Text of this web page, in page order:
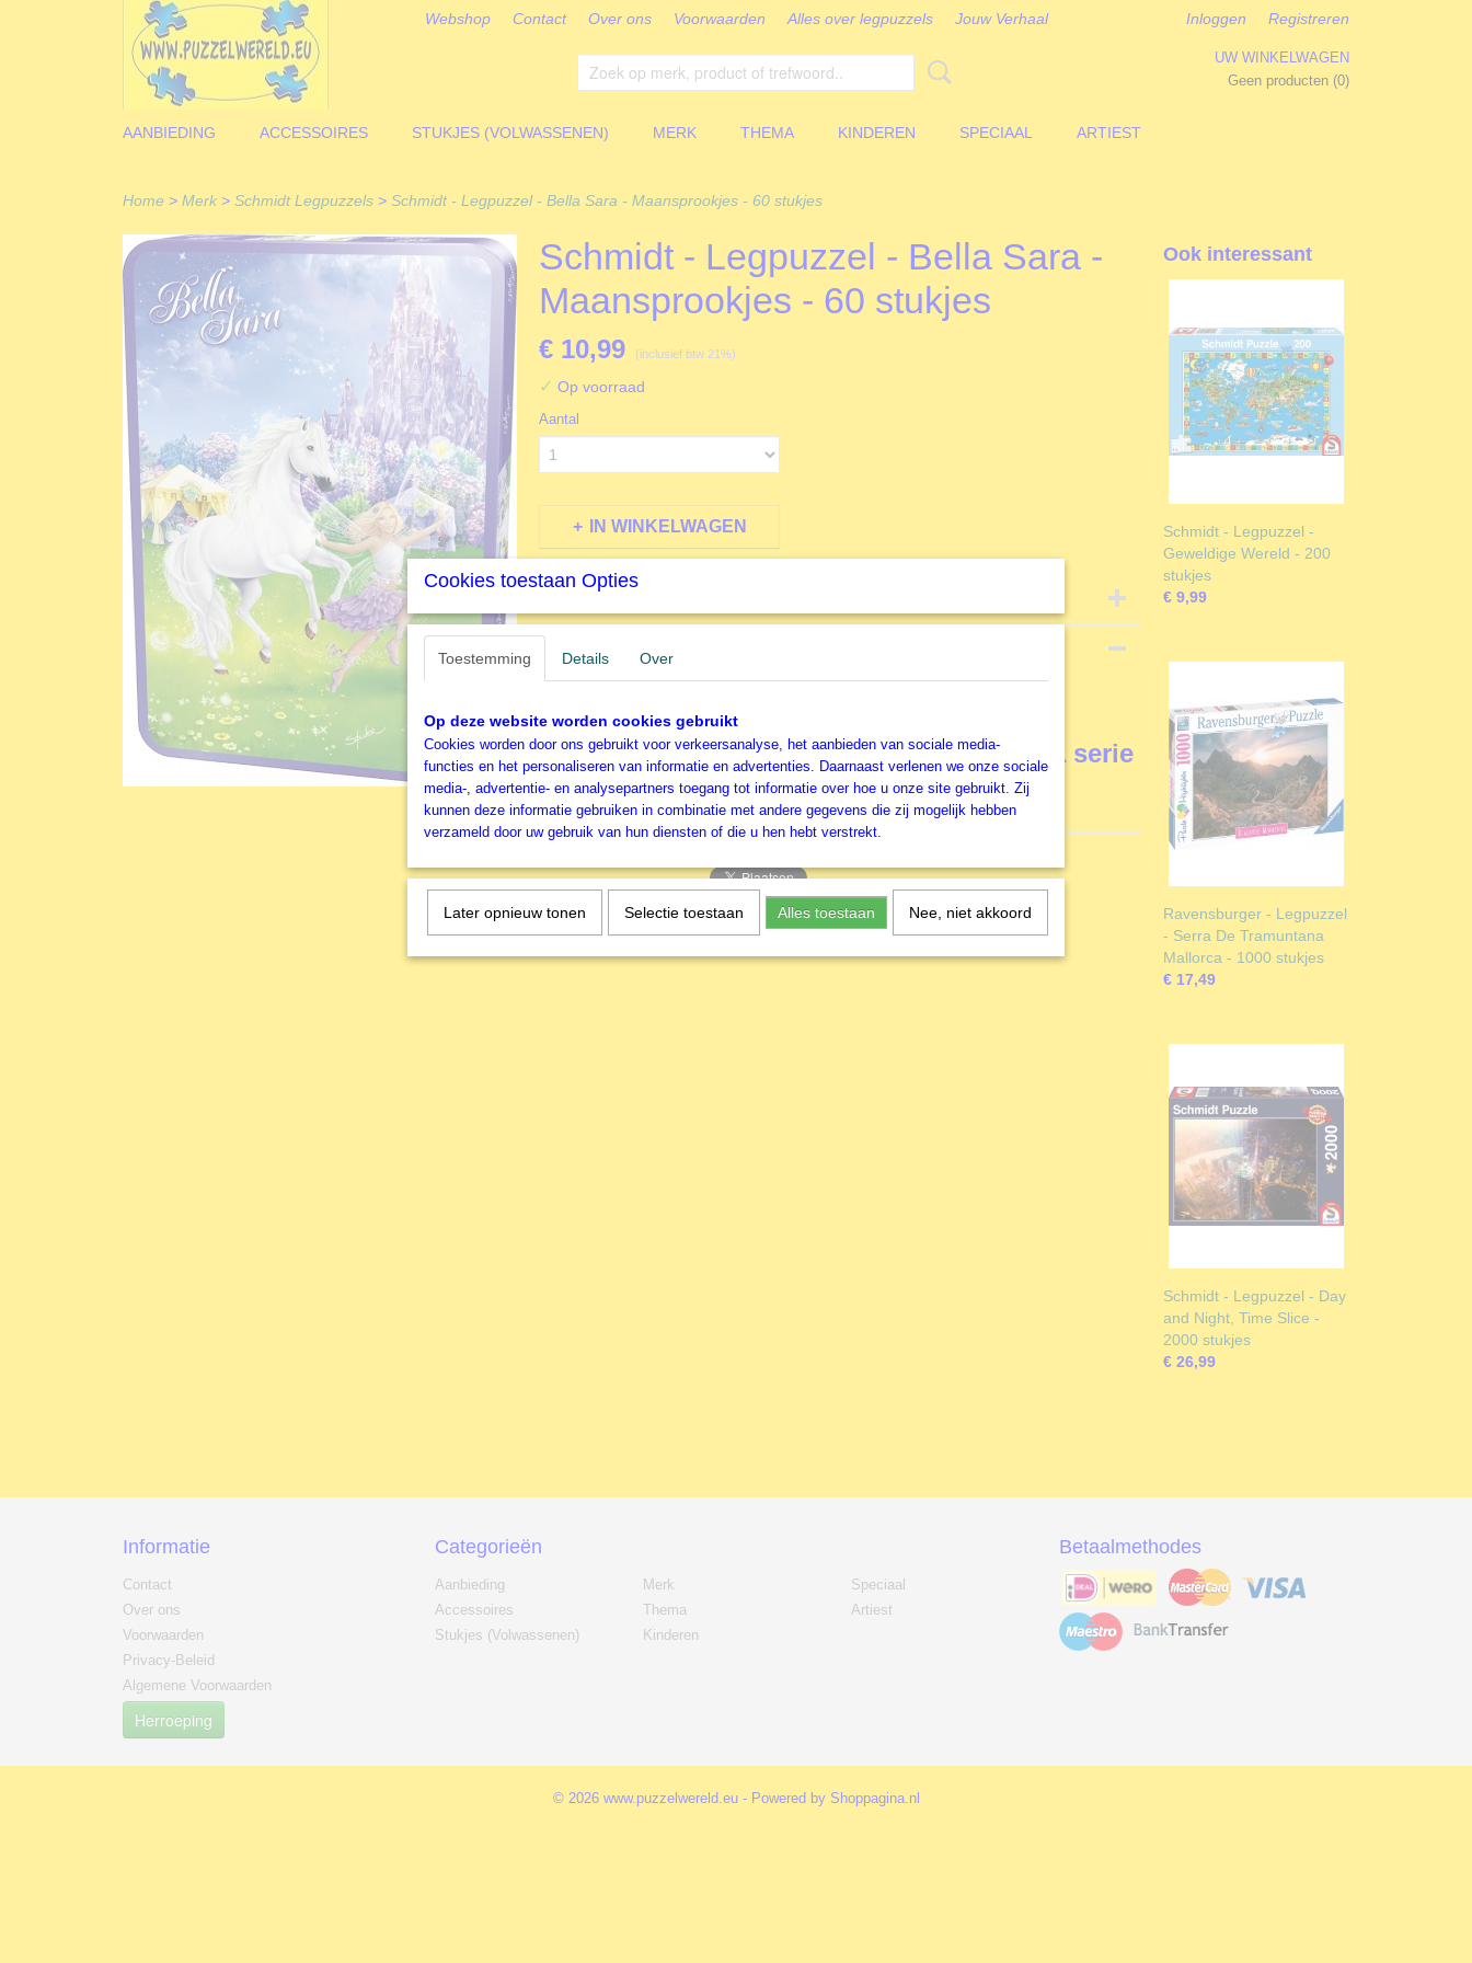
Webshop Contact Over ons Voorwaarden Alles over legpuzzels Jouw Verhaal Inloggen Registreren
UW WINKELWAGEN
Geen producten (0)
AANBIEDING ACCESSOIRES STUKJES (VOLWASSENEN) MERK THEMA KINDEREN SPECIAAL ARTIEST
Home > Merk > Schmidt Legpuzzels > Schmidt - Legpuzzel - Bella Sara - Maansprookjes - 60 stukjes
Schmidt - Legpuzzel - Bella Sara -
Maansprookjes - 60 stukjes
€ 10,99 (inclusief btw 21%)
✓ Op voorraad
Aantal
IN WINKELWAGEN
Specificaties
Productcode
EAN code
Productcode leverancier
Schmidt
Schmidt Kinderlegpuzzel uit de Bella Sara serie
in blik verpakking
Ook interessant
Schmidt - Legpuzzel -
Geweldige Wereld - 200
stukjes
€ 9,99
Ravensburger - Legpuzzel
- Serra De Tramuntana
Mallorca - 1000 stukjes
€ 17,49
Schmidt - Legpuzzel - Day
and Night, Time Slice -
2000 stukjes
€ 26,99
Informatie
Contact
Over ons
Voorwaarden
Privacy-Beleid
Algemene Voorwaarden
Herroeping
Categorieën
Aanbieding
Accessoires
Stukjes (Volwassenen)
Merk
Thema
Kinderen
Speciaal
Artiest
Betaalmethodes
© 2026 www.puzzelwereld.eu - Powered by Shoppagina.nl
Cookies toestaan Opties
Toestemming Details Over
Op deze website worden cookies gebruikt
Cookies worden door ons gebruikt voor verkeersanalyse, het aanbieden van sociale media-
functies en het personaliseren van informatie en advertenties. Daarnaast verlenen we onze sociale
media-, advertentie- en analysepartners toegang tot informatie over hoe u onze site gebruikt. Zij
kunnen deze informatie gebruiken in combinatie met andere gegevens die zij mogelijk hebben
verzameld door uw gebruik van hun diensten of die u hen hebt verstrekt.
Later opnieuw tonen Selectie toestaan Alles toestaan Nee, niet akkoord